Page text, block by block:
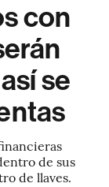
con
se
de sus
de llaves.